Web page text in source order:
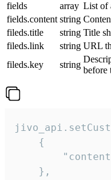
fields
array List of
fields.content string
fileds.title
string Title
fileds.link
string URL
fileds.key
string
before
    {
    },